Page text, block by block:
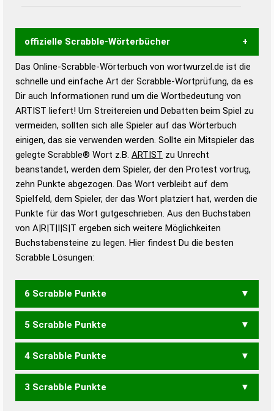
offizielle Scrabble-Wörterbücher
Wortwurzel liefert mit Hilfe eines semantischen
Wortanalyse-Algorithmus gute Anhaltspunkte zu
Wortbedeutung, Worttrennung und Wortform, um die
Gültigkeit eines Wortes für das Scrabble-Spiel zu
bestimmen!
zugelassene Turnier Scrabble-
Wörterbücher sind:
Duden – Standardwerk in 12 Bänden
Duden – Richtiges und gutes
Deutsch
Duden – Die deutsche Grammatik
Duden – Deutsches
Das Online-Scrabble-Wörterbuch von wortwurzel.de ist die
schnelle und einfache Art der Scrabble-Wortprüfung, da es
Dir auch Informationen rund um die Wortbedeutung von
ARTIST liefert! Um Streitereien und Debatten beim Spiel zu
vermeiden, sollten sich alle Spieler auf das Wörterbuch
einigen, das sie verwenden werden. Sollte ein Mitspieler das
gelegte Scrabble® Wort z.B. ARTIST zu Unrecht
beanstandet, werden dem Spieler, der den Protest vortrug,
zehn Punkte abgezogen. Das Wort verbleibt auf dem
Spielfeld, dem Spieler, der das Wort platziert hat, werden die
Punkte für das Wort gutgeschrieben. Aus den Buchstaben
von A|R|T|I|S|T ergeben sich weitere Möglichkeiten
Buchstabensteine zu legen. Hier findest Du die besten
Scrabble Lösungen:
6 Scrabble Punkte
STRATI
5 Scrabble Punkte
RITAS RITTS SITAR
4 Scrabble Punkte
AIRS ASTI RAIS RAST
SARI SATT STAR TAIS TAST TRAT
3 Scrabble Punkte